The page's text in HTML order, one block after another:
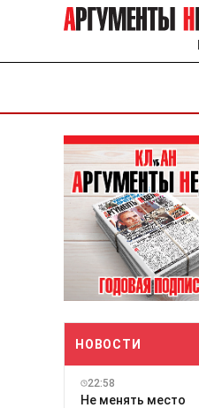
НОВОСТИ
22:58
Не менять место